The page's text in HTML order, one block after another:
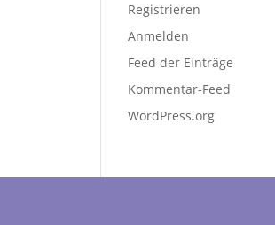
Registrieren
Anmelden
Feed der Einträge
Kommentar-Feed
WordPress.org